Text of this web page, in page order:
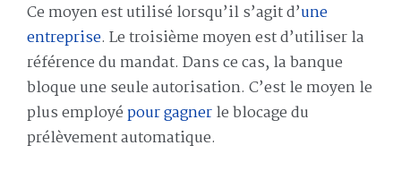
Ce moyen est utilisé lorsqu’il s’agit d’une
entreprise. Le troisième moyen est d’utiliser la
référence du mandat. Dans ce cas, la banque
bloque une seule autorisation. C’est le moyen le
plus employépour gagnerle blocage du
prélèvement automatique.